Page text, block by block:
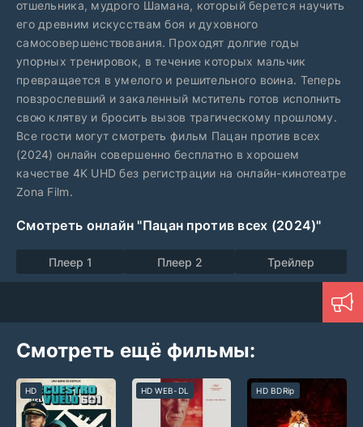
отшельника, мудрого Шамана, который берется научить
его древним искусствам боя и духовного
самосовершенствования. Проходят долгие годы
упорных тренировок, в течение которых мальчик
превращается в умелого и решительного воина. Теперь
повзрослевший и закаленный мститель готов исполнить
свою клятву и бросить вызов трагическому прошлому.
Все гости могут смотреть фильм Пацан против всех
(2024) онлайн совершенно бесплатно в хорошем
качестве 4K UHD без регистрации на онлайн-кинотеатре
Zona Film.
Смотреть онлайн "Пацан против всех (2024)"
Плеер 1 Плеер 2 Трейлер
Смотреть ещё фильмы:
HD HD WEB-DL HD BDRip